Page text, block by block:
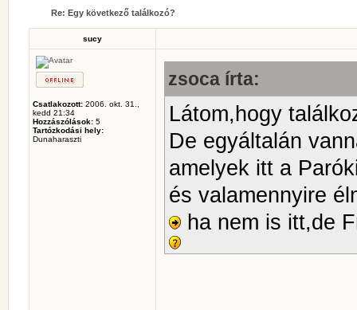
Re: Egy következő találkozó?
sucy
Csatlakozott: 2006. okt. 31.,
kedd 21:34
Hozzászólások: 5
Tartózkodási hely:
Dunaharaszti
zsoca írta:
Látom,hogy
De egyáltalán
amelyek itt a
és valamennyire
ha nem is itt,de